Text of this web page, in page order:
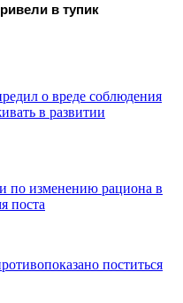
в тупик
о вреде соблюдения
в развитии
по изменению рациона в
поста
поститься